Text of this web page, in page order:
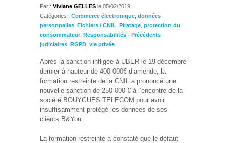
Par : Viviane GELLES le 05/02/2019
Catégories : Commerce électronique données
personnelles Fichiers / CNIL Piratage protection du
consommateur, Responsabilités - Précédents
judiciaires RGPD vie privée
Après la sanction infligée à UBER le 19 décembre
dernier à hauteur de 400 000€ d’amende, la
formation restreinte de la CNIL a prononcé une
nouvelle sanction de 250 000 € à l’encontre de la
société BOUYGUES TELECOM pour avoir
insuffisamment protégé les données de ses
clients B&You.
La formation restreinte a constaté que le défaut